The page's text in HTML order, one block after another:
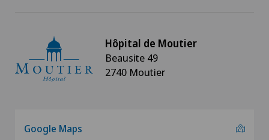
Hôpital de Moutier
Beausite 49
2740 Moutier
Google Maps